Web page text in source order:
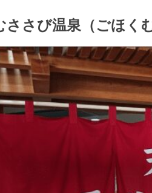
ささび温泉（ごほく